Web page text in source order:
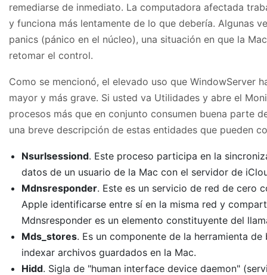
remediarse de inmediato. La computadora afectada
y funciona más lentamente de lo que debería. Algunas
panics (pánico en el núcleo), una situación en que la
retomar el control.
Como se mencionó, el elevado uso que WindowServer
mayor y más grave. Si usted va Utilidades y abre el
procesos más que en conjunto consumen buena parte
una breve descripción de estas entidades que pueden
Nsurlsessiond. Este proceso participa en la
datos de un usuario de la Mac con el servidor de
Mdnsresponder. Este es un servicio de red de cero
Apple identificarse entre sí en la misma red y
Mdnsresponder es un elemento constituyente del
Mds_stores. Es un componente de la herramienta
indexar archivos guardados en la Mac.
Hidd. Sigla de "human interface device daemon"